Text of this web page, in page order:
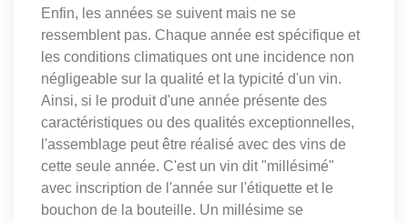
Enfin, les années se suivent mais ne se
ressemblent pas. Chaque année est spécifique et
les conditions climatiques ont une incidence non
négligeable sur la qualité et la typicité d'un vin.
Ainsi, si le produit d'une année présente des
caractéristiques ou des qualités exceptionnelles,
l'assemblage peut être réalisé avec des vins de
cette seule année. C'est un vin dit "millésimé"
avec inscription de l'année sur l'étiquette et le
bouchon de la bouteille. Un millésime se